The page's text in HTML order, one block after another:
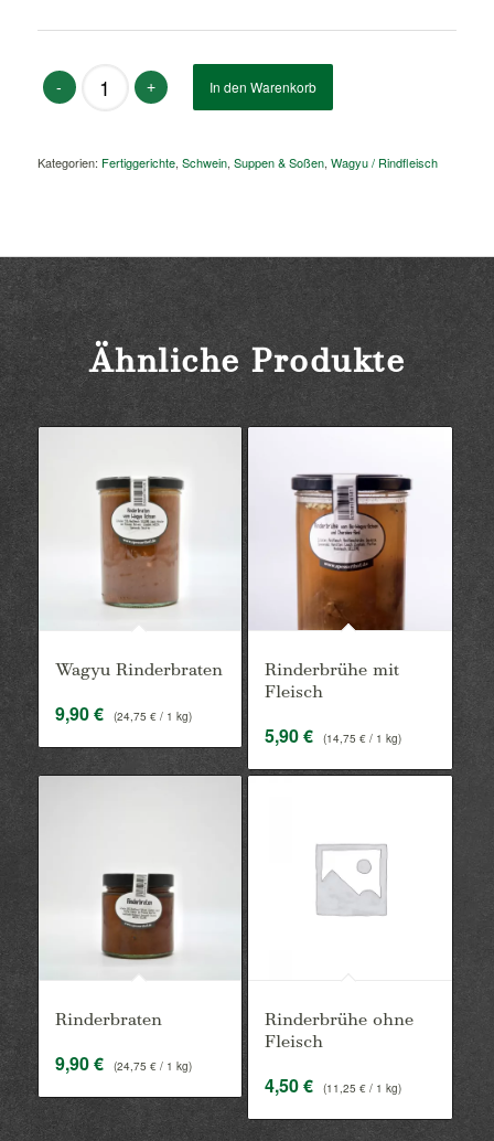
In den Warenkorb
Kategorien: Fertiggerichte, Schwein, Suppen & Soßen, Wagyu / Rindfleisch
Ähnliche Produkte
Wagyu Rinderbraten
9,90€ (24,75 €/ 1 kg)
Rinderbrühe mit
Fleisch
5,90€ (14,75 €/ 1 kg)
Rinderbraten
9,90€ (24,75 €/ 1 kg)
Rinderbrühe ohne
Fleisch
4,50€ (11,25 €/ 1 kg)